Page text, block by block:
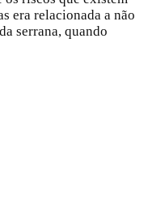
era relacionada a não
serrana, quando